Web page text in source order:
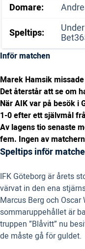
Domare:
Speltips:
Inför matchen
Marek Hamsik
Det återstår att se om
När AIK var på besök i
1-0 efter ett självmål
Av lagens tio senaste
fem. Ingen av
Speltips inför
IFK Göteborg är årets
värvat in den ena
Marcus Berg och
sommaruppehållet är
truppen ”Blåvitt” nu
de måste gå för guldet.